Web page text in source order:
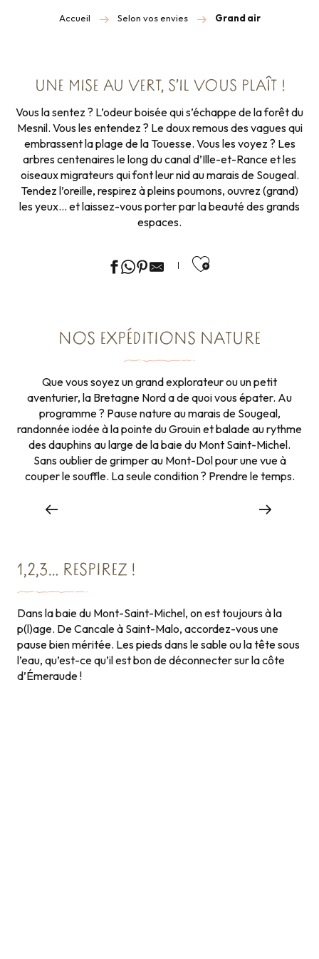
Accueil Selon vos envies Grand air
UNE MISE AU VERT, S’IL VOUS PLAÎT !
Vous la sentez ? L’odeur boisée qui s’échappe de la forêt du
Mesnil. Vous les entendez ? Le doux remous des vagues qui
embrassent la plage de la Touesse. Vous les voyez ? Les
arbres centenaires le long du canal d’Ille-et-Rance et les
oiseaux migrateurs qui font leur nid au marais de Sougeal.
Tendez l’oreille, respirez à pleins poumons, ouvrez (grand)
les yeux… et laissez-vous porter par la beauté des grands
espaces.
Ajouter aux
NOS EXPÉDITIONS NATURE
Que vous soyez un grand explorateur ou un petit
aventurier, la Bretagne Nord a de quoi vous épater. Au
programme ? Pause nature au marais de Sougeal,
randonnée iodée à la pointe du Grouin et balade au rythme
des dauphins au large de la baie du Mont Saint-Michel.
Sans oublier de grimper au Mont-Dol pour une vue à
couper le souffle. La seule condition ? Prendre le temps.
UNE PAUSE 100% NATURE
Sougeal Espace remarquable de Bretagne®
1,2,3… RESPIREZ !
Dans la baie du Mont-Saint-Michel, on est toujours à la
p(l)age. De Cancale à Saint-Malo, accordez-vous une
pause bien méritée. Les pieds dans le sable ou la tête sous
l’eau, qu’est-ce qu’il est bon de déconnecter sur la côte
d’Émeraude !